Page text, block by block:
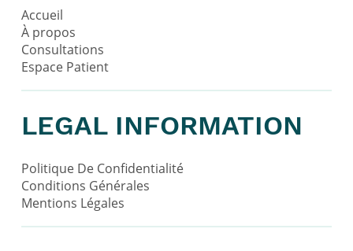
Accueil
À propos
Consultations
Espace Patient
LEGAL INFORMATION
Politique De Confidentialité
Conditions Générales
Mentions Légales